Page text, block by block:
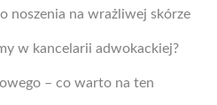
noszenia na wrażliwej skórze
w kancelarii adwokackiej?
– co warto na ten